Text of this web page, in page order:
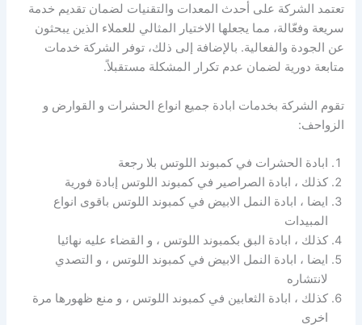
تعتمد الشركة على أحدث المعدات والتقنيات لضمان تقديم خدمة
سريعة وفعّالة، مما يجعلها الاختيار المثالي للعملاء الذين يبحثون
عن الجودة والفعالية. بالإضافة إلى ذلك، توفر الشركة خدمات
متابعة دورية لضمان عدم تكرار المشكلة مستقبلاً.
تقوم الشركة بخدمات ابادة جميع انواع الحشرات و القوارض و
الزواحف:
ابادة الحشرات في كمبوند اللوتس بلا رجعة
كذلك ، ابادة الصراصير في كمبوند اللوتس إبادة فورية
ايضا ، ابادة النمل الابيض في كمبوند اللوتس باقوى انواع
المبيدات
كذلك ، ابادة البق بكمبوند اللوتس ، و القضاء عليه نهائيا
ايضا ، ابادة النمل الابيض في كمبوند اللوتس ، و التصدي
لانتشاره
كذلك ، ابادة الثعابين في كمبوند اللوتس ، و منع ظهورها مرة
اخرى